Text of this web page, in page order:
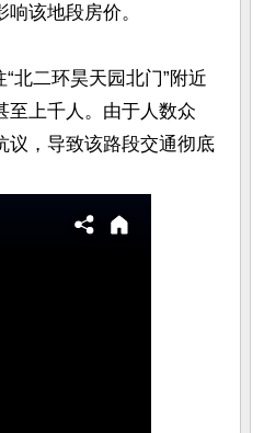
该地段房价。
北二环昊天园北门”附近
至上千人。由于人数众
，导致该路段交通彻底